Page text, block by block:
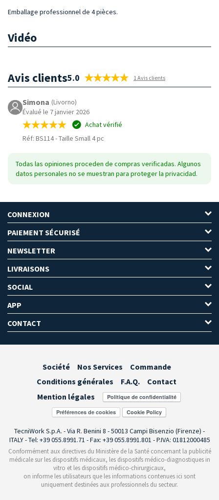
Emballage professionnel de 4 pièces.
Vidéo
Avis clients5.0 1 Avis clients
Simona (Livorno)
Évalué le 7 janvier 2026
Achat vérifié
Réf: BS114-Taille Small 4 pc
Todas las opiniones proceden de compras verificadas. Algunos
datos personales no se muestran para proteger la privacidad.
CONNEXION
PAIEMENT SÉCURISÉ
NEWSLETTER
LIVRAISONS
SOCIAL
APP
CONTACT
Société Nos Services
Commande
Conditions générales
F.A.Q.
Contact
Mention légales
Préférences de cookies
TecniWork S.p.A. - Via R. Benini 8 - 50013 Campi Bisenzio (Firenze) -
ITALY - Tel: +39 055.8991.71 - Fax: +39 055.8991.801 - P.IVA: 01812000485
Conformément aux directives du Ministère de la Santé concernant la publicité
médicale sur les dispositifs médicaux, les dispositifs médico-diagnostiques in
vitro et les dispositifs médico-chirurgicaux,
on informe les utilisateurs que les informations contenues ici sont
uniquement destinées aux professionnels du secteur.